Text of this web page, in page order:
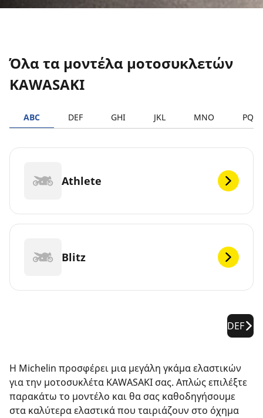
Όλα τα μοντέλα μοτοσυκλετών
KAWASAKI
ABC DEF GHI JKL MNO PQRS
Athlete
Blitz
DEF
Η Michelin προσφέρει μια μεγάλη γκάμα ελαστικών
για την μοτοσυκλέτα KAWASAKI σας. Απλώς επιλέξτε
παρακάτω το μοντέλο και θα σας καθοδηγήσουμε
στα καλύτερα ελαστικά που ταιριάζουν στο όχημα